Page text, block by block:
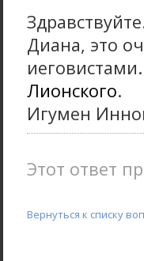
Диана, это
Лионского.
Игумен
Этот ответ
Вернуться к списку